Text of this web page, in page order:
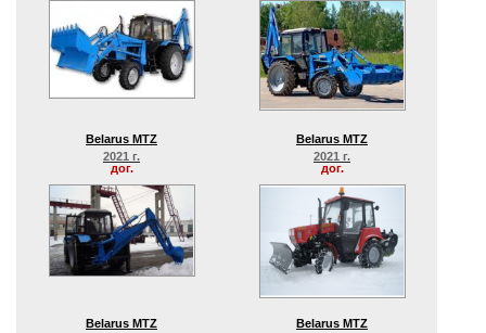
Belarus MTZ
2021 г.
дог.
Belarus MTZ
2021 г.
дог.
Belarus MTZ
Belarus MTZ